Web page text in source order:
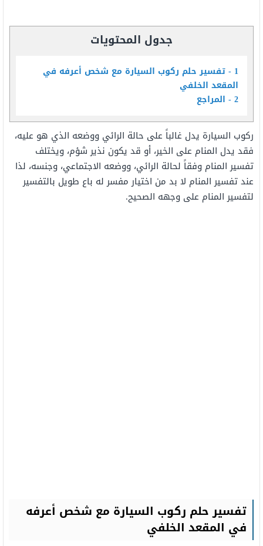
جدول المحتويات
1 تفسير حلم ركوب السيارة مع شخص أعرفه في
المقعد الخلفي
2 المراجع
ركوب السيارة يدل غالباً على حالة الرائي ووضعه الذي هو عليه،
فقد يدل المنام على الخير، أو قد يكون نذير شؤم، ويختلف
تفسير المنام وفقاً لحالة الرائي، ووضعه الاجتماعي، وجنسه، لذا
عند تفسير المنام لا بد من اختيار مفسر له باع طويل بالتفسير
لتفسير المنام على وجهه الصحيح.
تفسير حلم ركوب السيارة مع شخص أعرفه
في المقعد الخلفي